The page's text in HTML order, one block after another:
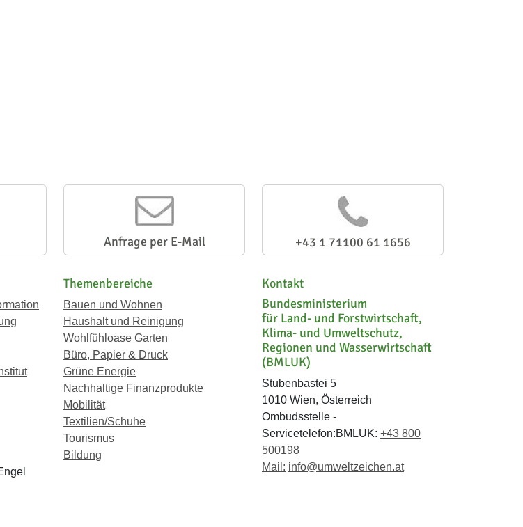
Anfrage per E-Mail +43 1 71100 61 1656
Themenbereiche
Bauen und Wohnen
Haushalt und Reinigung
Wohlfühloase Garten
Büro, Papier & Druck
Grüne Energie
Nachhaltige Finanzprodukte
Mobilität
Textilien/Schuhe
Tourismus
Bildung
Kontakt
Bundesministerium
für Land- und Forstwirtschaft,
Klima- und Umweltschutz,
Regionen und Wasserwirtschaft
(BMLUK)
Stubenbastei 5
1010 Wien, Österreich
Ombudsstelle -
Servicetelefon:BMLUK: +43 800
500198
Mail: info@umweltzeichen.at